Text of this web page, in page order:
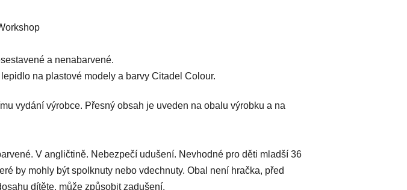
a nenabarvené.
na plastové modely a barvy Citadel Colour.
vydání výrobce. Přesný obsah je uveden na obalu výrobku a na
V angličtině. Nebezpečí udušení. Nevhodné pro děti mladší 36
by mohly být spolknuty nebo vdechnuty. Obal není hračka, před
dítěte, může způsobit zadušení.